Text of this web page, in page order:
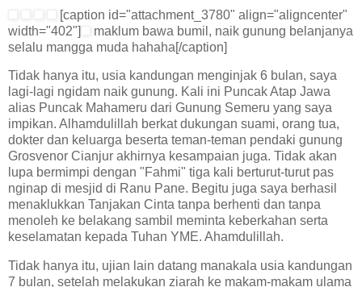
[caption id="attachment_3780" align="aligncenter"
width="402"]
maklum bawa bumil, naik gunung belanjanya
selalu mangga muda hahaha[/caption]
Tidak hanya itu, usia kandungan menginjak 6 bulan, saya
lagi-lagi ngidam naik gunung. Kali ini Puncak Atap Jawa
alias Puncak Mahameru dari Gunung Semeru yang saya
impikan. Alhamdulillah berkat dukungan suami, orang tua,
dokter dan keluarga beserta teman-teman pendaki gunung
Grosvenor Cianjur akhirnya kesampaian juga. Tidak akan
lupa bermimpi dengan "Fahmi" tiga kali berturut-turut pas
nginap di mesjid di Ranu Pane. Begitu juga saya berhasil
menaklukkan Tanjakan Cinta tanpa berhenti dan tanpa
menoleh ke belakang sambil meminta keberkahan serta
keselamatan kepada Tuhan YME. Ahamdulillah.
Tidak hanya itu, ujian lain datang manakala usia kandungan
7 bulan, setelah melakukan ziarah ke makam-makam ulama